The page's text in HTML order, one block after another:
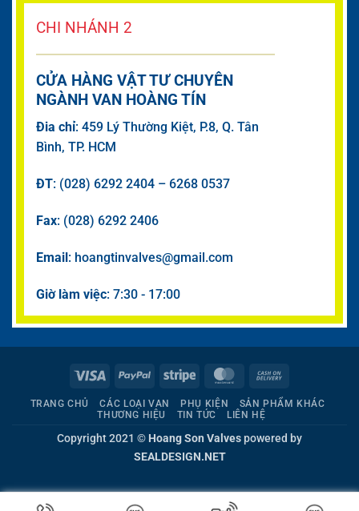
CHI NHÁNH 2
CỬA HÀNG VẬT TƯ CHUYÊN
NGÀNH VAN HOÀNG TÍN
Đia chỉ: 459 Lý Thường Kiệt, P.8, Q. Tân
Bình, TP. HCM
ĐT: (028) 6292 2404 – 6268 0537
Fax: (028) 6292 2406
Email: hoangtinvalves@gmail.com
Giờ làm việc: 7:30 - 17:00
Visa PayPal Stripe MasterCard
Delivery
TRANG CHỦ CÁC LOẠI VAN PHỤ KIỆN
SẢN PHẨM KHÁC
THƯƠNG HIỆU
TIN TỨC LIÊN HỆ
Copyright 2021 © Hoang Son Valvespowered by
SEALDESIGN.NET